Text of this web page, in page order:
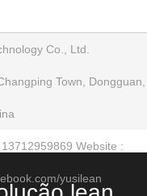
Co., Ltd.
Town, Dongguan,
Website :
yusilean